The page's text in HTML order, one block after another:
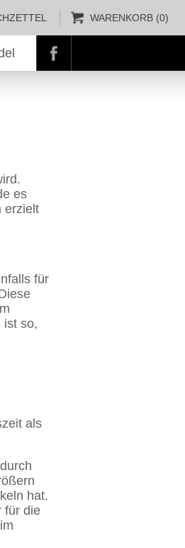
es
erzielt
für
ist so,
als
hat.
für die
WARENKORB (0)